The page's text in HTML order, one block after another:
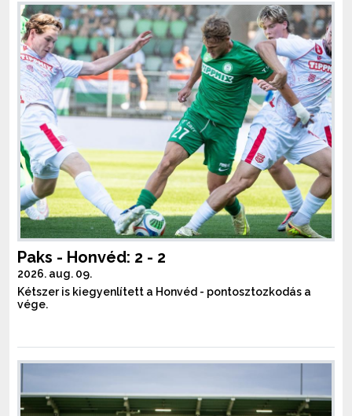
Paks - Honvéd: 2 - 2
2026. aug. 09.
Kétszer is kiegyenlített a Honvéd - pontosztozkodás a
vége.